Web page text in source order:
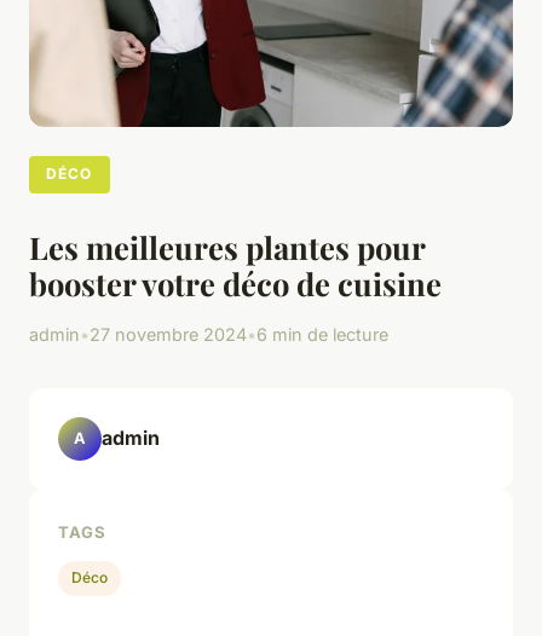
DÉCO
Les meilleures plantes pour
booster votre déco de cuisine
admin•27 novembre 2024•6 min de lecture
A admin
TAGS
Déco